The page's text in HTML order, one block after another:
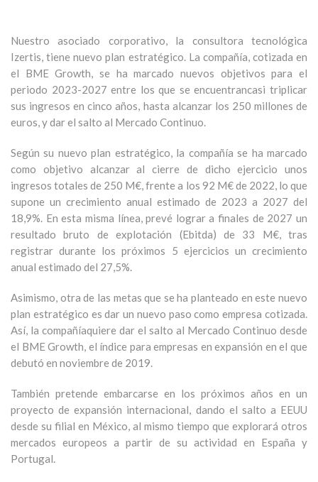
Nuestro asociado corporativo, la consultora tecnológica
Izertis, tiene nuevo plan estratégico. La compañía, cotizada en
el BME Growth, se ha marcado nuevos objetivos para el
periodo 2023-2027 entre los que se encuentrancasi triplicar
sus ingresos en cinco años, hasta alcanzar los 250 millones de
euros, y dar el salto al Mercado Continuo.
Según su nuevo plan estratégico, la compañía se ha marcado
como objetivo alcanzar al cierre de dicho ejercicio unos
ingresos totales de 250 M€, frente a los 92 M€ de 2022, lo que
supone un crecimiento anual estimado de 2023 a 2027 del
18,9%. En esta misma línea, prevé lograr a finales de 2027 un
resultado bruto de explotación (Ebitda) de 33 M€, tras
registrar durante los próximos 5 ejercicios un crecimiento
anual estimado del 27,5%.
Asimismo, otra de las metas que se ha planteado en este nuevo
plan estratégico es dar un nuevo paso como empresa cotizada.
Así, la compañíaquiere dar el salto al Mercado Continuo desde
el BME Growth, el índice para empresas en expansión en el que
debutó en noviembre de 2019.
También pretende embarcarse en los próximos años en un
proyecto de expansión internacional, dando el salto a EEUU
desde su filial en México, al mismo tiempo que explorará otros
mercados europeos a partir de su actividad en España y
Portugal.